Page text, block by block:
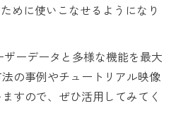
めに使いこなせるようになり
ーデータと多様な機能を最大
の事例やチュートリアル映像
すので、ぜひ活用してみてく